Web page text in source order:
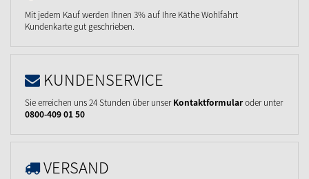
Mit jedem Kauf werden Ihnen 3% auf Ihre Käthe Wohlfahrt
Kundenkarte gut geschrieben.
KUNDENSERVICE
Sie erreichen uns 24 Stunden über unserKontaktformularoder unter
0800-409 01 50
VERSAND